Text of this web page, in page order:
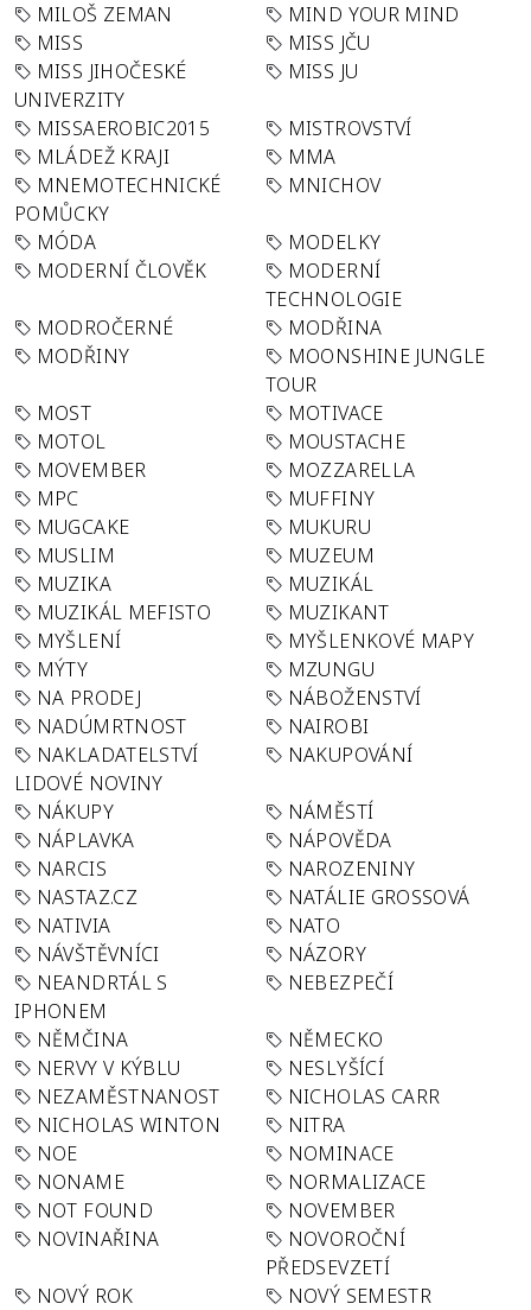
MILOŠ ZEMAN
MIND YOUR MIND
MISS
MISS JČU
MISS JIHOČESKÉ
UNIVERZITY
MISS JU
MISSAEROBIC2015
MISTROVSTVÍ
MLÁDEŽ KRAJI
MMA
MNEMOTECHNICKÉ
POMŮCKY
MNICHOV
MÓDA
MODELKY
MODERNÍ ČLOVĚK
MODERNÍ
TECHNOLOGIE
MODROČERNÉ
MODŘINA
MODŘINY
MOONSHINE JUNGLE
TOUR
MOST
MOTIVACE
MOTOL
MOUSTACHE
MOVEMBER
MOZZARELLA
MPC
MUFFINY
MUGCAKE
MUKURU
MUSLIM
MUZEUM
MUZIKA
MUZIKÁL
MUZIKÁL MEFISTO
MUZIKANT
MYŠLENÍ
MYŠLENKOVÉ MAPY
MÝTY
MZUNGU
NA PRODEJ
NÁBOŽENSTVÍ
NADÚMRTNOST
NAIROBI
NAKLADATELSTVÍ
LIDOVÉ NOVINY
NAKUPOVÁNÍ
NÁKUPY
NÁMĚSTÍ
NÁPLAVKA
NÁPOVĚDA
NARCIS
NAROZENINY
NASTAZ.CZ
NATÁLIE GROSSOVÁ
NATIVIA
NATO
NÁVŠTĚVNÍCI
NÁZORY
NEANDRTÁL S
IPHONEM
NEBEZPEČÍ
NĚMČINA
NĚMECKO
NERVY V KÝBLU
NESLYŠÍCÍ
NEZAMĚSTNANOST
NICHOLAS CARR
NICHOLAS WINTON
NITRA
NOE
NOMINACE
NONAME
NORMALIZACE
NOT FOUND
NOVEMBER
NOVINAŘINA
NOVOROČNÍ
PŘEDSEVZETÍ
NOVÝ ROK
NOVÝ SEMESTR